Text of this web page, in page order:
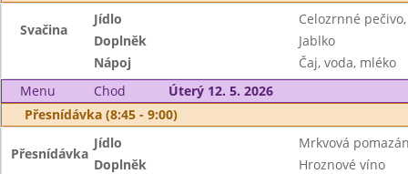
Svačina
Jídlo
Celozrnné
Doplněk
Jablko
Nápoj
Čaj, voda, mléko
Menu
Chod
Úterý 12. 5. 2026
Přesnídávka (8:45 - 9:00)
Přesnídávka
Jídlo
Mrkvová
Doplněk
Hroznové víno